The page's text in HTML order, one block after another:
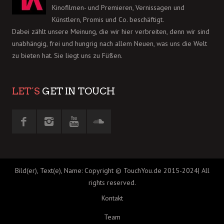
Kinofilmen- und Premieren, Vernissagen und
Künstlern, Promis und Co. beschäftigt.
Dabei zählt unsere Meinung, die wir hier verbreiten, denn wir sind
unabhängig, frei und hungrig nach allem Neuen, was uns die Welt
zu bieten hat. Sie liegt uns zu Füßen.
LET´S GET IN TOUCH
Bild(er), Text(e), Name: Copyright © TouchYou.de 2015-2024| All
rights reserved.
Kontakt
Team